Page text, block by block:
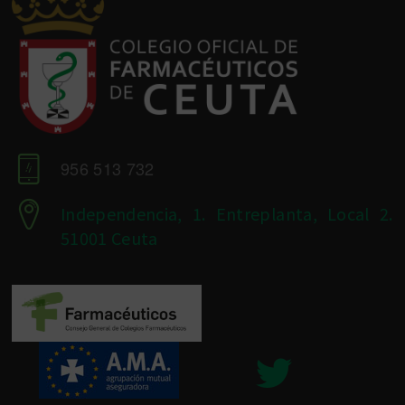
956 513 732
Independencia, 1. Entreplanta, Local 2.
51001 Ceuta